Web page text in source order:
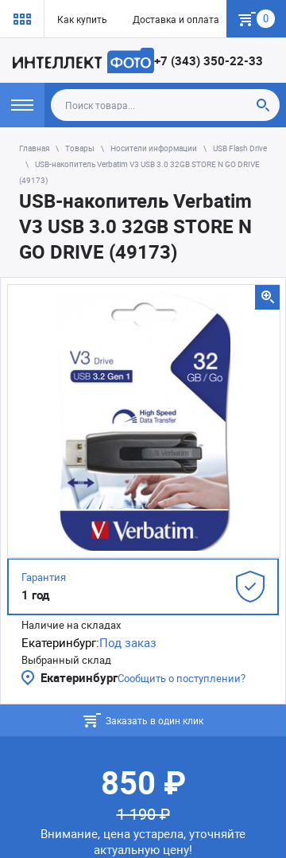
Как купить Доставка и оплата Гарантия
0
+7 (343) 350-22-33
Главная Товары Носители информации
USB Flash Drive
USB-накопитель Verbatim V3 USB 3.0 32GB STORE N GO DRIVE
(49173)
USB-накопитель Verbatim
V3 USB 3.0 32GB STORE N
GO DRIVE (49173)
Гарантия
1 год
Наличие на складах
Екатеринбург:Под заказ
Выбранный склад
ЕкатеринбургСообщить о поступлении?
Заказать в один клик
850 ₽
1 190 ₽
Внимание, цена устарела, уточняйте
актуальную цену!